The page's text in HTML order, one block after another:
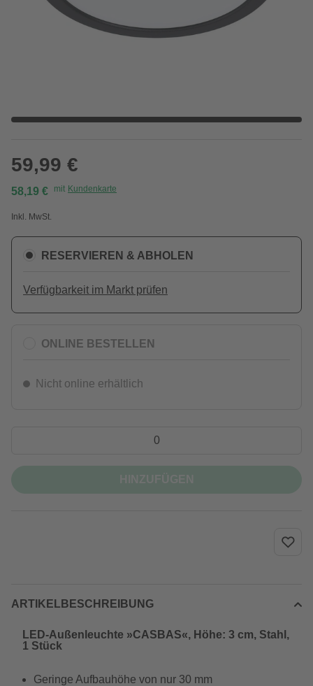
59,99 €
58,19 € mit Kundenkarte
Inkl. MwSt.
RESERVIEREN & ABHOLEN
Verfügbarkeit im Markt prüfen
ONLINE BESTELLEN
Nicht online erhältlich
ARTIKELBESCHREIBUNG
LED-Außenleuchte »CASBAS«, Höhe: 3 cm, Stahl,
1 Stück
Geringe Aufbauhöhe von nur 30 mm